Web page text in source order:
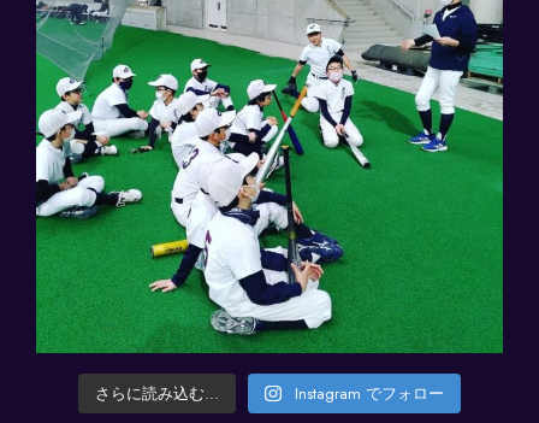
さらに読み込む... Instagram でフォロー